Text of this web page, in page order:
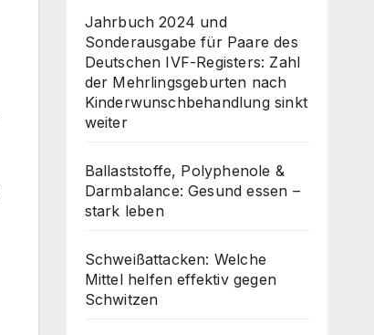
Jahrbuch 2024 und
Sonderausgabe für Paare des
Deutschen IVF-Registers: Zahl
der Mehrlingsgeburten nach
Kinderwunschbehandlung sinkt
weiter
Ballaststoffe, Polyphenole &
Darmbalance: Gesund essen –
stark leben
Schweißattacken: Welche
Mittel helfen effektiv gegen
Schwitzen